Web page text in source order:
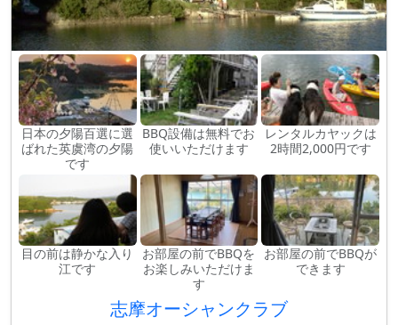
日本の夕陽百選に選
ばれた英虞湾の夕陽
です
BBQ設備は無料でお
使いいただけます
レンタルカヤックは
2時間2,000円です
目の前は静かな入り
江です
お部屋の前でBBQを
お楽しみいただけま
す
お部屋の前でBBQが
できます
志摩オーシャンクラブ